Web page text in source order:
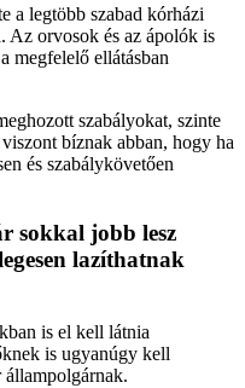
a legtöbb szabad kórházi
Az orvosok és az ápolók is
megfelelő ellátásban
szabályokat, szinte
bíznak abban, hogy ha
és szabálykövetően
sokkal jobb lesz
lazíthatnak
is el kell látnia
is ugyanúgy kell